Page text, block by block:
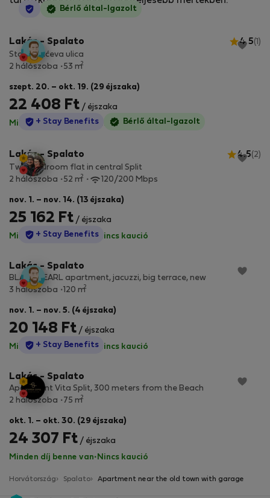
StayProtection
Bérlő által-Igazolt
Lakás - Spalato 4.5(1)
Stan Lučićeva ulica
2 hálószoba
53 m2
szept. 20. – okt. 19. (29 éjszaka)
22 408 Ft / éjszaka
Minden díj benne van·Nincs kaució
StayProtection
+ Stay Benefits Bérlő által-Igazolt
Lakás - Spalato 4.5(2)
Two-bedroom flat in central Split
2 hálószoba
52 m2 120/200 Mbps
nov. 1. – nov. 14. (13 éjszaka)
25 162 Ft / éjszaka
Minden díj benne van·Nincs kaució
StayProtection
+ Stay Benefits
Lakás - Spalato
BLACK PEARL apartment, jacuzzi, big terrace, new
3 hálószoba
120 m2
nov. 1. – nov. 5. (4 éjszaka)
20 148 Ft / éjszaka
Minden díj benne van·Nincs kaució
StayProtection
+ Stay Benefits
Lakás - Spalato
Apartment Vita Split, 300 meters from the Beach
2 hálószoba
75 m2
okt. 1. – okt. 30. (29 éjszaka)
24 307 Ft / éjszaka
Minden díj benne van· Nincs kaució
Horvátország Spalato Apartment near the old town with garage